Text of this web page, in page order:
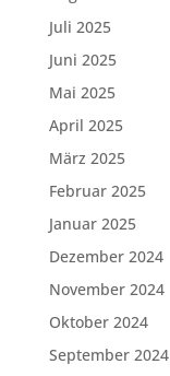
Juli 2025
Juni 2025
Mai 2025
April 2025
März 2025
Februar 2025
Januar 2025
Dezember 2024
November 2024
Oktober 2024
September 2024